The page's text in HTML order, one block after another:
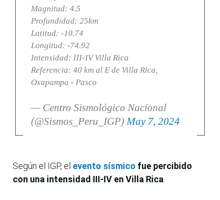
Magnitud: 4.5
Profundidad: 25km
Latitud: -10.74
Longitud: -74.92
Intensidad: III-IV Villa Rica
Referencia: 40 km al E de Villa Rica,
Oxapampa - Pasco
— Centro Sismológico Nacional
(@Sismos_Peru_IGP) May 7, 2024
Según el IGP, el evento sísmico fue percibido
con una intensidad III-IV en Villa Rica.